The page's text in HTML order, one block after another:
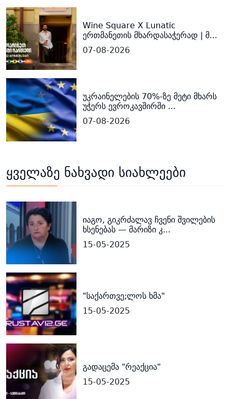
Wine Square X Lunatic
ერთმანეთის მხარდასაჭერად | მ...
07-08-2026
უკრაინელების 70%-ზე მეტი მხარს
უჭერს ევროკავშირში ...
07-08-2026
ყველაზე ნახვადი სიახლეები
იაგო, გიკრძალავ ჩვენი შვილების
ხსენებას — მარიზი კ...
15-05-2025
"საქართვე;ლოს ხმა"
15-05-2025
გადაცემა "რეაქცია"
15-05-2025